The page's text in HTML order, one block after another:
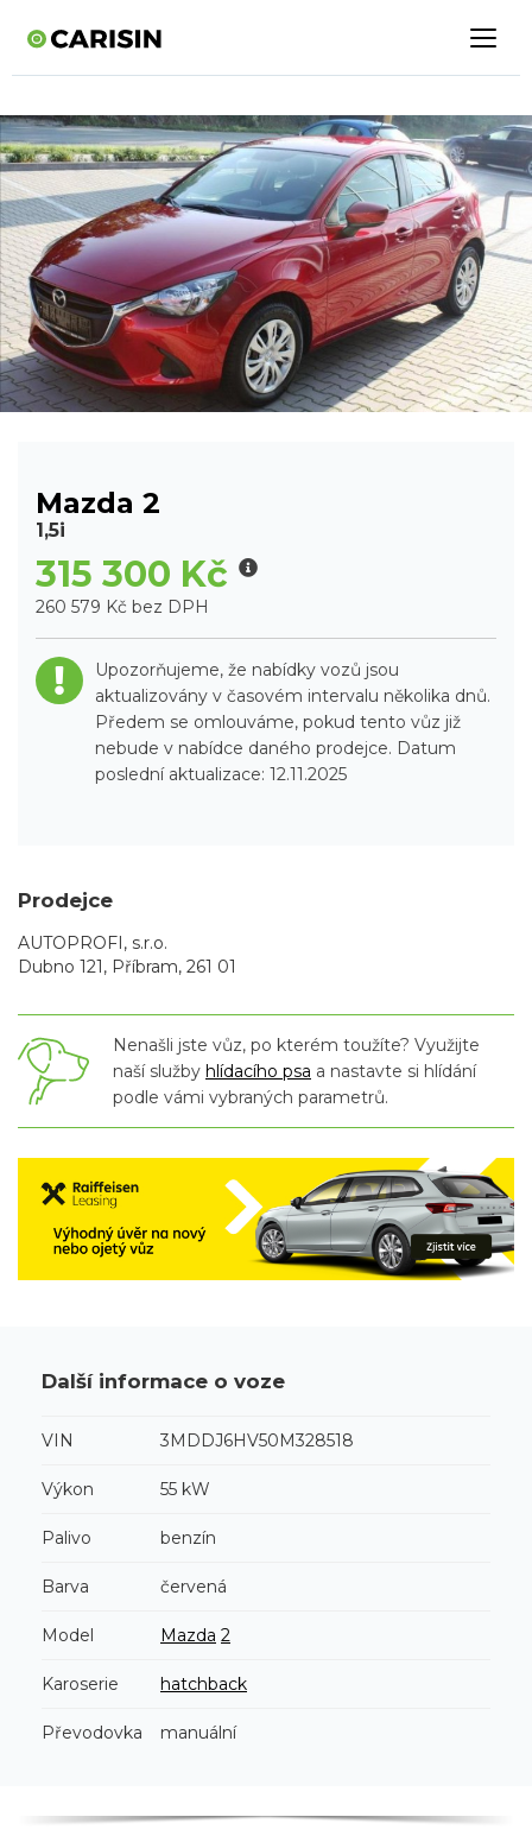
Mazda 2
1,5i
315 300 Kč
260 579 Kč bez DPH
Upozorňujeme, že nabídky vozů jsou
aktualizovány v časovém intervalu několika dnů.
Předem se omlouváme, pokud tento vůz již
nebude v nabídce daného prodejce. Datum
poslední aktualizace: 12.11.2025
Prodejce
AUTOPROFI, s.r.o.
Dubno 121, Příbram, 261 01
Nenašli jste vůz, po kterém toužíte? Využijte
naší služby hlídacího psa a nastavte si hlídání
podle vámi vybraných parametrů.
Další informace o voze
VIN 3MDDJ6HV50M328518
Výkon 55 kW
Palivo benzín
Barva červená
Model Mazda 2
Karoserie hatchback
Převodovka manuální